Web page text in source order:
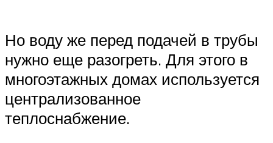
Но воду же перед подачей в трубы
нужно еще разогреть. Для этого в
многоэтажных домах используется
централизованное
теплоснабжение.